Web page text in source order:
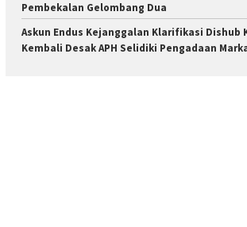
Pembekalan Gelombang Dua
Askun Endus Kejanggalan Klarifikasi Dishub
Kembali Desak APH Selidiki Pengadaan